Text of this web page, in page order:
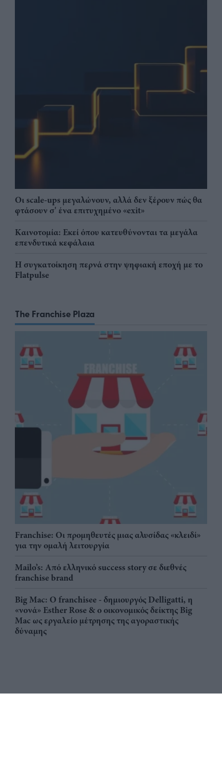
Οι scale-ups μεγαλώνουν, αλλά δεν ξέρουν πώς θα
φτάσουν σ' ένα επιτυχημένο «exit»
Καινοτομία: Εκεί όπου κατευθύνονται τα μεγάλα
επενδυτικά κεφάλαια
Η συγκατοίκηση περνά στην ψηφιακή εποχή με το
Flatpulse
The Franchise Plaza
Franchise: Οι προμηθευτές μιας αλυσίδας «κλειδί»
για την ομαλή λειτουργία
Mailo’s: Από ελληνικό success story σε διεθνές
franchise brand
Big Mac: Ο franchisee - δημιουργός Delligatti, η
«νονά» Esther Rose & ο οικονομικός δείκτης Big
Mac ως εργαλείο μέτρησης της αγοραστικής
δύναμης